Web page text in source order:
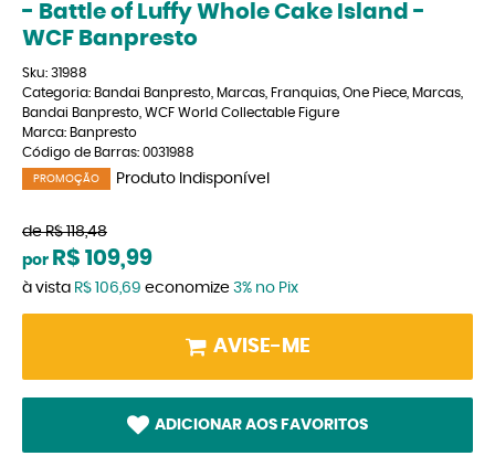
- Battle of Luffy Whole Cake Island -
WCF Banpresto
Sku: 31988
Categoria: Bandai Banpresto Marcas Franquias One Piece Marcas
Bandai Banpresto WCF World Collectable Figure
Marca: Banpresto
Código de Barras: 0031988
PROMOÇÃO Produto Indisponível
de R$ 118,48
por R$ 109,99
à vista R$ 106,69 economize 3% no Pix
AVISE-ME
ADICIONAR AOS FAVORITOS